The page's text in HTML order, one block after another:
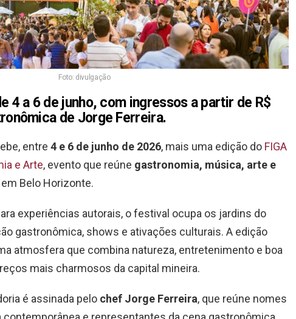
Foto: divulgação
4 a 6 de junho, com ingressos a partir de R$
de Jorge Ferreira.
entre 4 e 6 de junho de 2026, mais uma edição do FIGA
e Arte, evento que reúne gastronomia, música, arte e
em Belo Horizonte.
experiências autorais, o festival ocupa os jardins do
gastronômica, shows e ativações culturais. A edição
atmosfera que combina natureza, entretenimento e boa
mais charmosos da capital mineira.
é assinada pelo chef Jorge Ferreira, que reúne nomes